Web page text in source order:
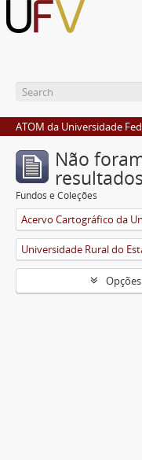
ATOM da Universidade
Não
resultados
Fundos e Coleções